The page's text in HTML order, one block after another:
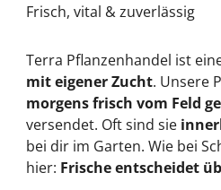
Frisch, vital & zuverlässig
Terra Pflanzenhandel ist
mit eigener Zucht. Unsere
morgens frisch vom Feld
versendet. Oft sind sie
bei dir im Garten. Wie bei
hier: Frische entscheidet